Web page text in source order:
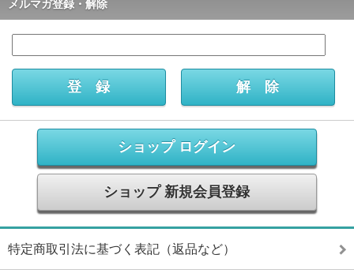
メルマガ登録・解除
ショップ ログイン
ショップ 新規会員登録
特定商取引法に基づく表記（返品など）